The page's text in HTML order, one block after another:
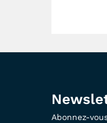
Abonnez-